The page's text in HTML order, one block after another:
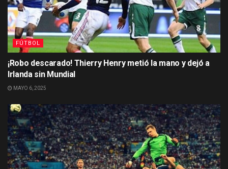
FÚTBOL
¡Robo descarado! Thierry Henry metió la mano y dejó a
Irlanda sin Mundial
MAYO 6, 2025